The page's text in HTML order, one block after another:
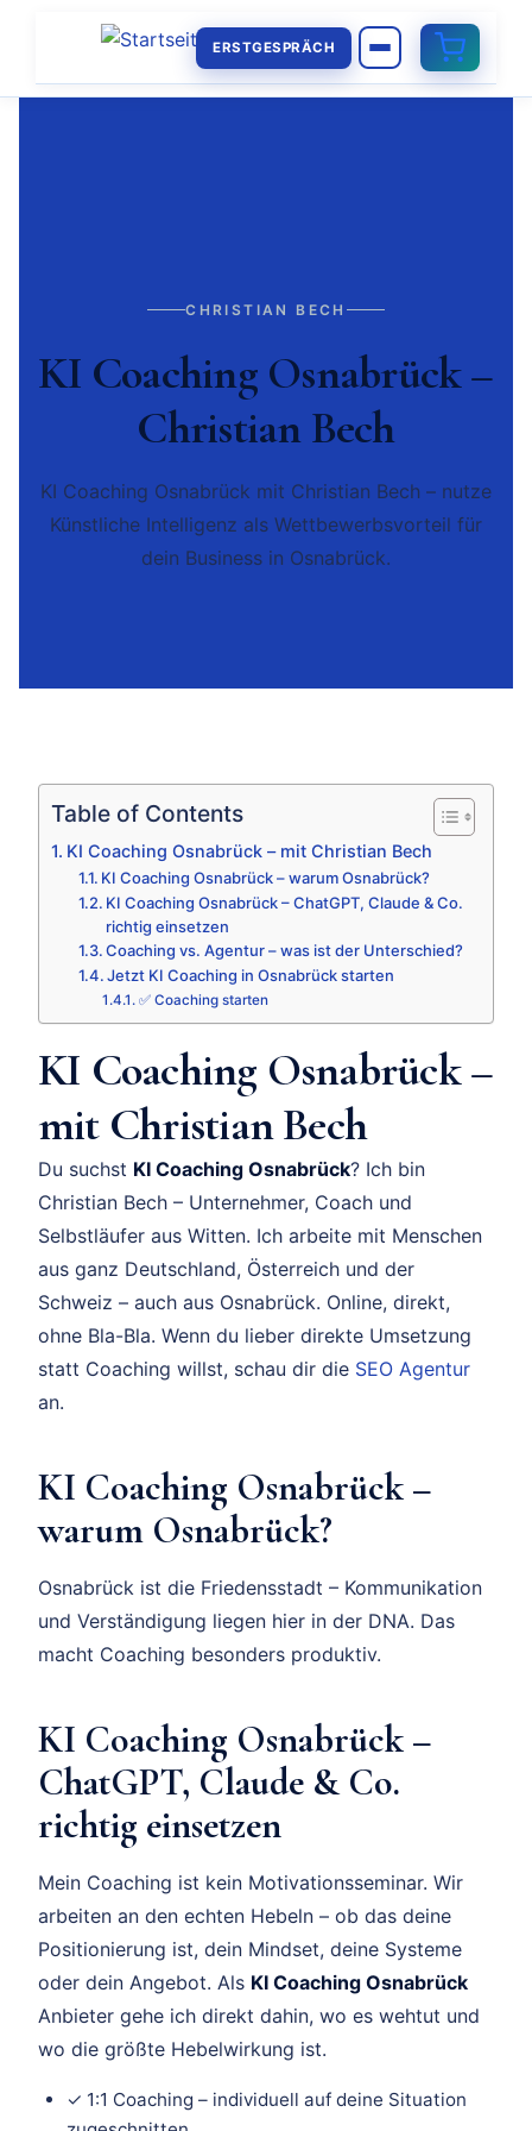
ERSTGESPRÄCH
CHRISTIAN BECH
KI Coaching Osnabrück –
Christian Bech
KI Coaching Osnabrück mit Christian Bech – nutze
Künstliche Intelligenz als Wettbewerbsvorteil für
dein Business in Osnabrück.
Table of Contents
KI Coaching Osnabrück – mit Christian Bech
KI Coaching Osnabrück – warum Osnabrück?
KI Coaching Osnabrück – ChatGPT, Claude & Co.
richtig einsetzen
Coaching vs. Agentur – was ist der Unterschied?
Jetzt KI Coaching in Osnabrück starten
✅ Coaching starten
KI Coaching Osnabrück –
mit Christian Bech
Du suchst KI Coaching Osnabrück? Ich bin
Christian Bech – Unternehmer, Coach und
Selbstläufer aus Witten. Ich arbeite mit Menschen
aus ganz Deutschland, Österreich und der
Schweiz – auch aus Osnabrück. Online, direkt,
ohne Bla-Bla. Wenn du lieber direkte Umsetzung
statt Coaching willst, schau dir die SEO Agentur
an.
KI Coaching Osnabrück –
warum Osnabrück?
Osnabrück ist die Friedensstadt – Kommunikation
und Verständigung liegen hier in der DNA. Das
macht Coaching besonders produktiv.
KI Coaching Osnabrück –
ChatGPT, Claude & Co.
richtig einsetzen
Mein Coaching ist kein Motivationsseminar. Wir
arbeiten an den echten Hebeln – ob das deine
Positionierung ist, dein Mindset, deine Systeme
oder dein Angebot. Als KI Coaching Osnabrück
Anbieter gehe ich direkt dahin, wo es wehtut und
wo die größte Hebelwirkung ist.
✓ 1:1 Coaching – individuell auf deine Situation